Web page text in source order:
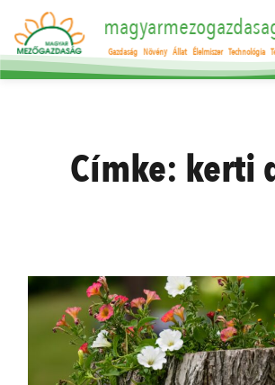
Gazdaság Növény Állat Élelmiszer Technológia
Címke: kerti